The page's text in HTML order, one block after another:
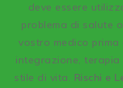
deve essere
problema di salute
vostro medico
integrazione,
stile di vita. Rischi e